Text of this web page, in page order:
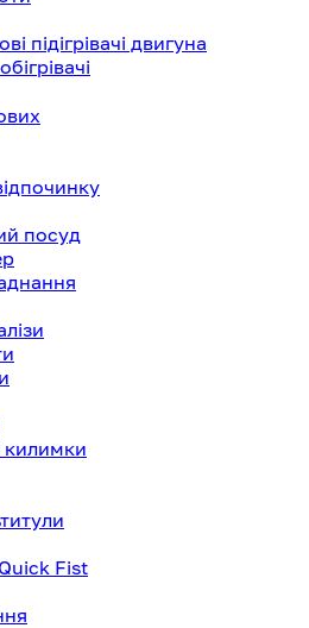
підігрівачі двигуна
посуд
килимки
Fist